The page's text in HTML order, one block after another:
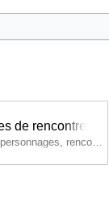
de rencontre